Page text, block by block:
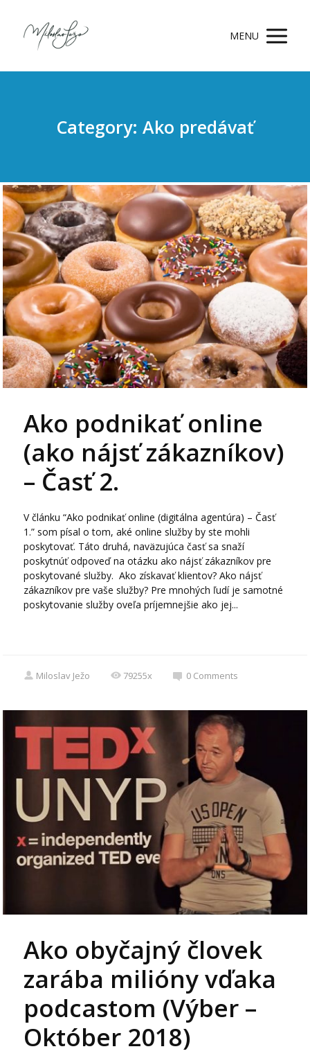
MENU
Category: Ako predávať
Ako podnikať online
(ako nájsť zákazníkov)
– Časť 2.
V článku “Ako podnikať online (digitálna agentúra) – Časť
1.” som písal o tom, aké online služby by ste mohli
poskytovať. Táto druhá, naväzujúca časť sa snaží
poskytnúť odpoveď na otázku ako nájsť zákazníkov pre
poskytované služby. Ako získavať klientov? Ako nájsť
zákazníkov pre vaše služby? Pre mnohých ľudí je samotné
poskytovanie služby oveľa príjemnejšie ako jej...
Miloslav Ježo 79255x 0 Comments
Ako obyčajný človek
zarába milióny vďaka
podcastom (Výber –
Október 2018)